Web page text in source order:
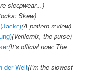
sleepwear…)
Skew)
(A pattern review)
(Verliernix, the purse)
(It’s official now: The
der Welt(I’m the slowest